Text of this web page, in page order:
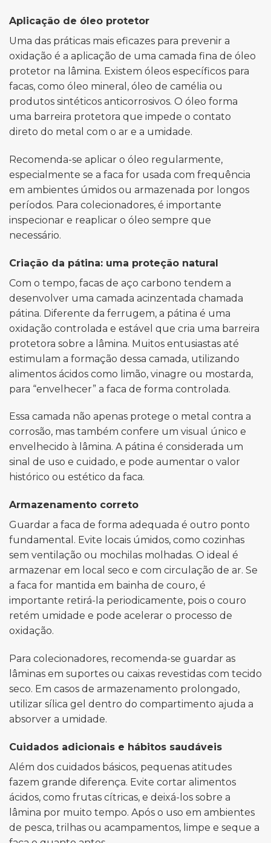
Aplicação de óleo protetor
Uma das práticas mais eficazes para prevenir a
oxidação é a aplicação de uma camada fina de óleo
protetor na lâmina. Existem óleos específicos para
facas, como óleo mineral, óleo de camélia ou
produtos sintéticos anticorrosivos. O óleo forma
uma barreira protetora que impede o contato
direto do metal com o ar e a umidade.
Recomenda-se aplicar o óleo regularmente,
especialmente se a faca for usada com frequência
em ambientes úmidos ou armazenada por longos
períodos. Para colecionadores, é importante
inspecionar e reaplicar o óleo sempre que
necessário.
Criação da pátina: uma proteção natural
Com o tempo, facas de aço carbono tendem a
desenvolver uma camada acinzentada chamada
pátina. Diferente da ferrugem, a pátina é uma
oxidação controlada e estável que cria uma barreira
protetora sobre a lâmina. Muitos entusiastas até
estimulam a formação dessa camada, utilizando
alimentos ácidos como limão, vinagre ou mostarda,
para “envelhecer” a faca de forma controlada.
Essa camada não apenas protege o metal contra a
corrosão, mas também confere um visual único e
envelhecido à lâmina. A pátina é considerada um
sinal de uso e cuidado, e pode aumentar o valor
histórico ou estético da faca.
Armazenamento correto
Guardar a faca de forma adequada é outro ponto
fundamental. Evite locais úmidos, como cozinhas
sem ventilação ou mochilas molhadas. O ideal é
armazenar em local seco e com circulação de ar. Se
a faca for mantida em bainha de couro, é
importante retirá-la periodicamente, pois o couro
retém umidade e pode acelerar o processo de
oxidação.
Para colecionadores, recomenda-se guardar as
lâminas em suportes ou caixas revestidas com tecido
seco. Em casos de armazenamento prolongado,
utilizar sílica gel dentro do compartimento ajuda a
absorver a umidade.
Cuidados adicionais e hábitos saudáveis
Além dos cuidados básicos, pequenas atitudes
fazem grande diferença. Evite cortar alimentos
ácidos, como frutas cítricas, e deixá-los sobre a
lâmina por muito tempo. Após o uso em ambientes
de pesca, trilhas ou acampamentos, limpe e seque a